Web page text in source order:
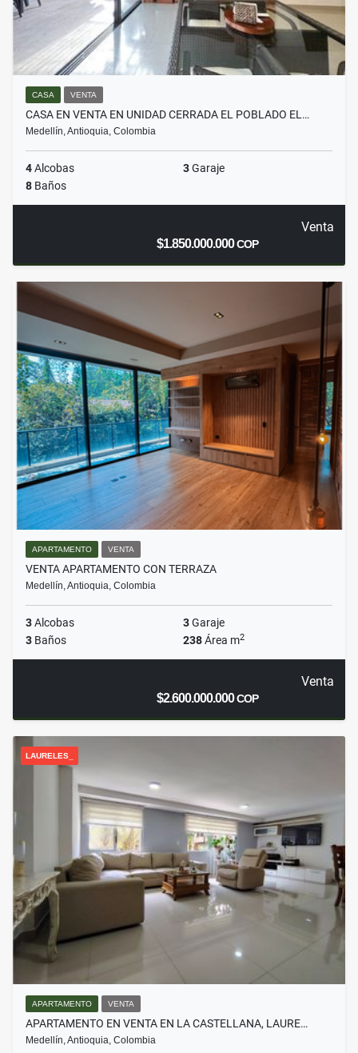
CASA VENTA
CASA EN VENTA EN UNIDAD CERRADA EL POBLADO EL…
Medellín, Antioquia, Colombia
4Alcobas 3Garaje
8 Baños
Venta
$1.850.000.000COP
APARTAMENTO VENTA
VENTA APARTAMENTO CON TERRAZA
Medellín, Antioquia, Colombia
3Alcobas 3Garaje
3 Baños 238Área m2
Venta
$2.600.000.000COP
LAURELES_
APARTAMENTO VENTA
APARTAMENTO EN VENTA EN LA CASTELLANA, LAURE…
Medellín, Antioquia, Colombia